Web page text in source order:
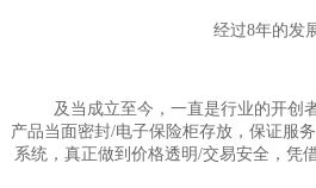
经过8年的发
及当成立至今，一直是行业的开创者
产品当面密封/电子保险柜存放，保证服
系统，真正做到价格透明/交易安全，凭